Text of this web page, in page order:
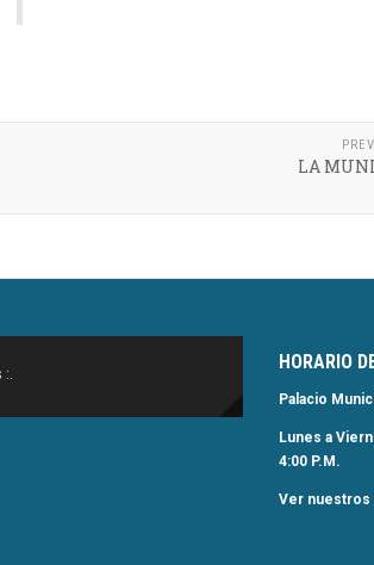
LA
HORARIO
Palacio
Lunes a
4:00 P.M.
Ver nuestros